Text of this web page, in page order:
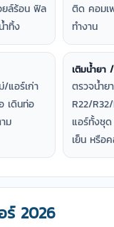
ยล์ร้อน ฟิล
ำทิ้ง
ติด คอมเ
ทำงาน
/แอร์เก่า
เดินท่อ
ม
เติมน้ำยา
ตรวจน้ำย
R22/
แอร์ทั้งชุด
เย็น หรือ
ร์ 2026